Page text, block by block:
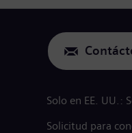
Solo en EE. UU.:
Solicitud para